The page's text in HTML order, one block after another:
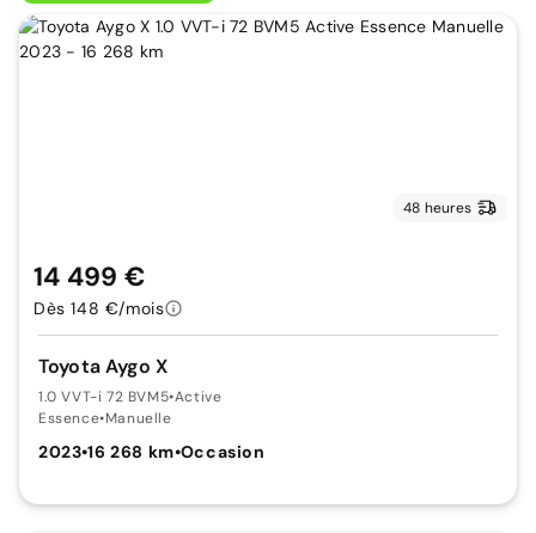
48 heures
Toyota Aygo X
1.0 VVT-i 72 BVM5•Active
Essence•Manuelle
2023•16 268 km•Occasion
14 499 €
Dès 148 €/mois